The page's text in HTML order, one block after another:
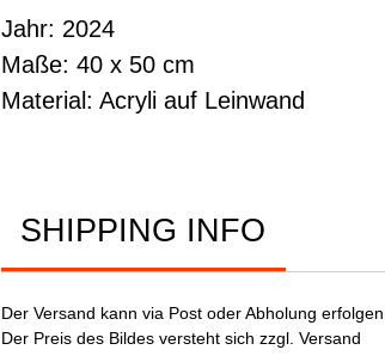
Jahr: 2024
Maße: 40 x 50 cm
Material: Acryli auf Leinwand
SHIPPING INFO
Der Versand kann via Post oder Abholung erfolgen.
Der Preis des Bildes versteht sich zzgl. Versand